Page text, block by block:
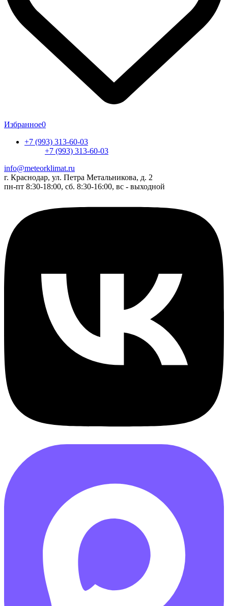
Избранное0
+7 (993) 313-60-03
+7 (993) 313-60-03
info@meteorklimat.ru
г. Краснодар, ул. Петра Метальникова, д. 2
пн-пт 8:30-18:00, сб. 8:30-16:00, вс - выходной